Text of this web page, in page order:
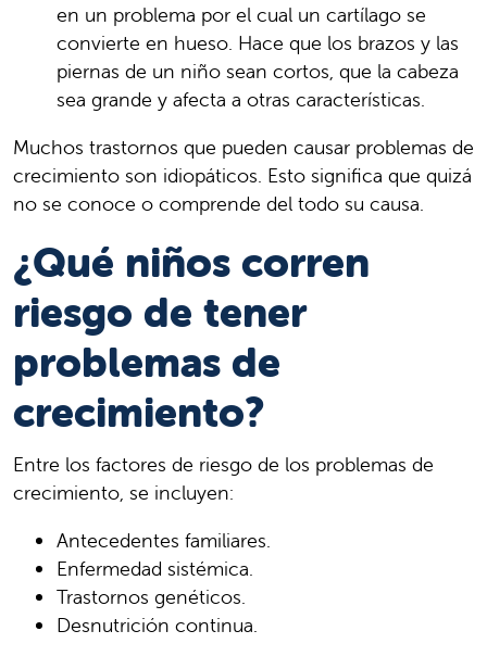
en un problema por el cual un cartílago se
convierte en hueso. Hace que los brazos y las
piernas de un niño sean cortos, que la cabeza
sea grande y afecta a otras características.
Muchos trastornos que pueden causar problemas de
crecimiento son idiopáticos. Esto significa que quizá
no se conoce o comprende del todo su causa.
¿Qué niños corren
riesgo de tener
problemas de
crecimiento?
Entre los factores de riesgo de los problemas de
crecimiento, se incluyen:
Antecedentes familiares.
Enfermedad sistémica.
Trastornos genéticos.
Desnutrición continua.